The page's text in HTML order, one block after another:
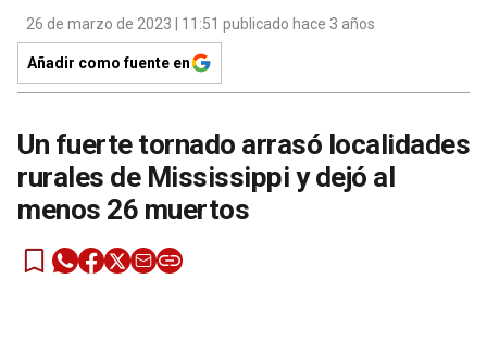
26 de marzo de 2023 | 11:51 publicado hace 3 años
Añadir como fuente en
Un fuerte tornado arrasó localidades
rurales de Mississippi y dejó al
menos 26 muertos